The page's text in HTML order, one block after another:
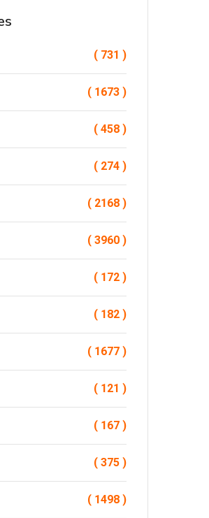
( 731 )
( 1673 )
( 458 )
( 274 )
( 2168 )
( 3960 )
( 172 )
( 182 )
( 1677 )
( 121 )
( 167 )
( 375 )
( 1498 )